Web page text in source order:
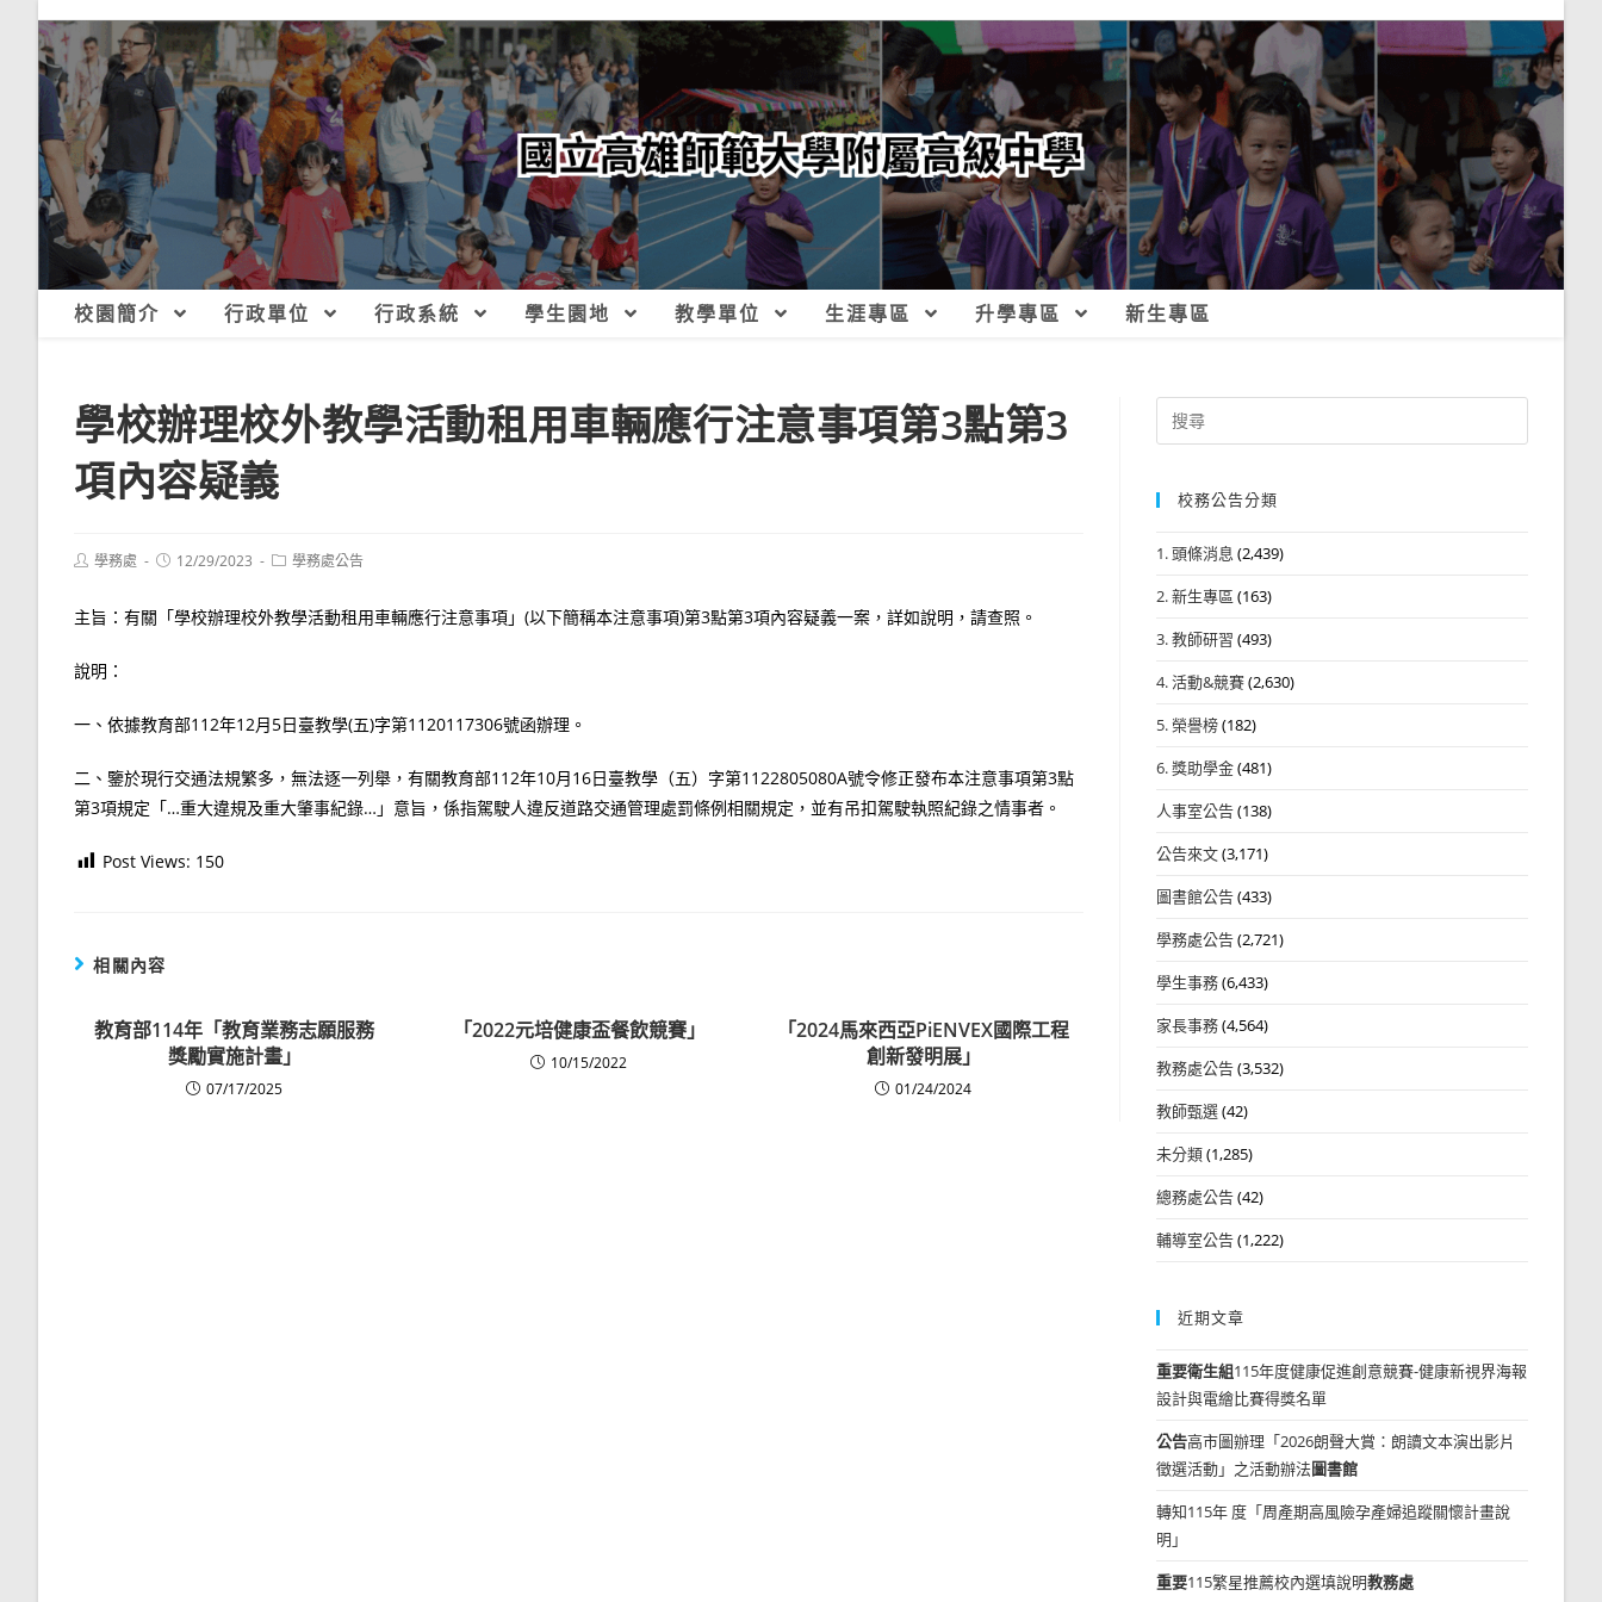
校園簡介 行政單位 行政系統 學生園地 教學單位 生涯專區 升學專區 新生專區
學校辦理校外教學活動租用車輛應行注意事項第3點第3
項內容疑義
Post學務處
Post12/29/2023
Post學務處公告
主旨：有關「學校辦理校外教學活動租用車輛應行注意事項」(以下簡稱本注意事項)第3點第3項內容疑義一案，詳如說明，請查照。
說明：
一、依據教育部112年12月5日臺教學(五)字第1120117306號函辦理。
二、鑒於現行交通法規繁多，無法逐一列舉，有關教育部112年10月16日臺教學（五）字第1122805080A號令修正發布本注意事項第3點
第3項規定「…重大違規及重大肇事紀錄…」意旨，係指駕駛人違反道路交通管理處罰條例相關規定，並有吊扣駕駛執照紀錄之情事者。
Post Views: 150
相關內容
教育部114年「教育業務志願服務
獎勵實施計畫」
07/17/2025
「2022元培健康盃餐飲競賽」
10/15/2022
「2024馬來西亞PiENVEX國際工程
創新發明展」
01/24/2024
Search
for:
校務公告分類
1. 頭條消息 (2,439)
2. 新生專區 (163)
3. 教師研習 (493)
4. 活動&競賽(2,630)
5. 榮譽榜(182)
6. 獎助學金(481)
人事室公告(138)
公告來文(3,171)
圖書館公告(433)
學務處公告(2,721)
學生事務(6,433)
家長事務(4,564)
教務處公告(3,532)
教師甄選(42)
未分類(1,285)
總務處公告(42)
輔導室公告(1,222)
近期文章
重要衛生組115年度健康促進創意競賽-健康新視界海報
設計與電繪比賽得獎名單
公告高市圖辦理「2026朗聲大賞：朗讀文本演出影片
徵選活動」之活動辦法圖書館
轉知115年 度「周產期高風險孕產婦追蹤關懷計畫說
明」
重要115繁星推薦校內選填說明教務處